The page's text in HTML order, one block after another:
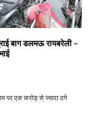
बाग डलमऊ रायबरेली –
पर एक करोड़ से ज्यादा ठगे